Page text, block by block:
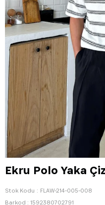
Ekru Polo Yaka
Stok Kodu
FLAW-214-005-008
Barkod : 1592380702791